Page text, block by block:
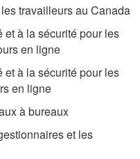
travailleurs au Canada
à la sécurité pour les
en ligne
à la sécurité pour les
en ligne
à bureaux
et les